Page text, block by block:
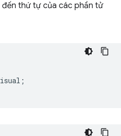
đến thứ tự của các phần tử
;